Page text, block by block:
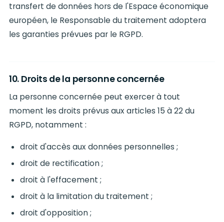
transfert de données hors de l'Espace économique
européen, le Responsable du traitement adoptera
les garanties prévues par le RGPD.
10. Droits de la personne concernée
La personne concernée peut exercer à tout
moment les droits prévus aux articles 15 à 22 du
RGPD, notamment :
droit d'accès aux données personnelles ;
droit de rectification ;
droit à l'effacement ;
droit à la limitation du traitement ;
droit d'opposition ;